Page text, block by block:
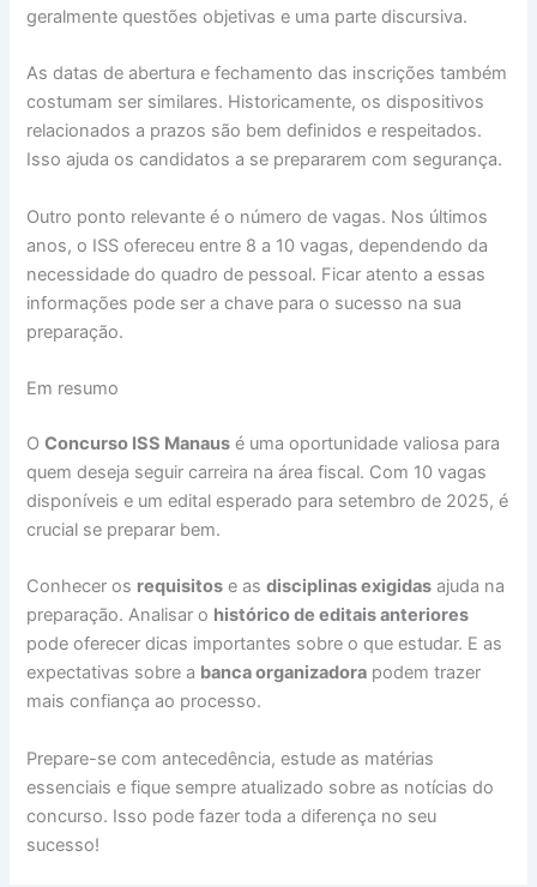
geralmente questões objetivas e uma parte discursiva.
As datas de abertura e fechamento das inscrições também
costumam ser similares. Historicamente, os dispositivos
relacionados a prazos são bem definidos e respeitados.
Isso ajuda os candidatos a se prepararem com segurança.
Outro ponto relevante é o número de vagas. Nos últimos
anos, o ISS ofereceu entre 8 a 10 vagas, dependendo da
necessidade do quadro de pessoal. Ficar atento a essas
informações pode ser a chave para o sucesso na sua
preparação.
Em resumo
OConcurso ISS Manaus é uma oportunidade valiosa para
quem deseja seguir carreira na área fiscal. Com 10 vagas
disponíveis e um edital esperado para setembro de 2025, é
crucial se preparar bem.
Conhecer os requisitos e asdisciplinas exigidas ajuda na
preparação. Analisar o histórico de editais anteriores
pode oferecer dicas importantes sobre o que estudar. E as
expectativas sobre a banca organizadora podem trazer
mais confiança ao processo.
Prepare-se com antecedência, estude as matérias
essenciais e fique sempre atualizado sobre as notícias do
concurso. Isso pode fazer toda a diferença no seu
sucesso!